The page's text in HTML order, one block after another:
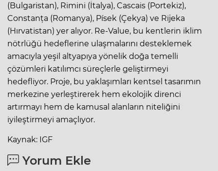
(Bulgaristan), Rimini (İtalya), Cascais (Portekiz),
Constanța (Romanya), Písek (Çekya) ve Rijeka
(Hırvatistan) yer alıyor. Re-Value, bu kentlerin iklim
nötrlüğü hedeflerine ulaşmalarını desteklemek
amacıyla yeşil altyapıya yönelik doğa temelli
çözümleri katılımcı süreçlerle geliştirmeyi
hedefliyor. Proje, bu yaklaşımları kentsel tasarımın
merkezine yerleştirerek hem ekolojik direnci
artırmayı hem de kamusal alanların niteliğini
iyileştirmeyi amaçlıyor.
Kaynak: IGF
Yorum Ekle